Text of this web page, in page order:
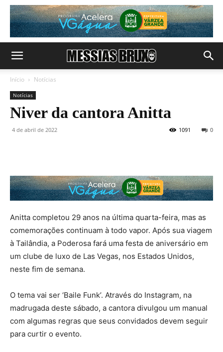
Início Notícias
Notícias
Niver da cantora Anitta
4 de abril de 2022 0
1091
Anitta completou 29 anos na última quarta-feira, mas as
comemorações continuam à todo vapor. Após sua viagem
à Tailândia, a Poderosa fará uma festa de aniversário em
um clube de luxo de Las Vegas, nos Estados Unidos,
neste fim de semana.
O tema vai ser ‘Baile Funk’. Através do Instagram, na
madrugada deste sábado, a cantora divulgou um manual
com algumas regras que seus convidados devem seguir
para curtir o evento.